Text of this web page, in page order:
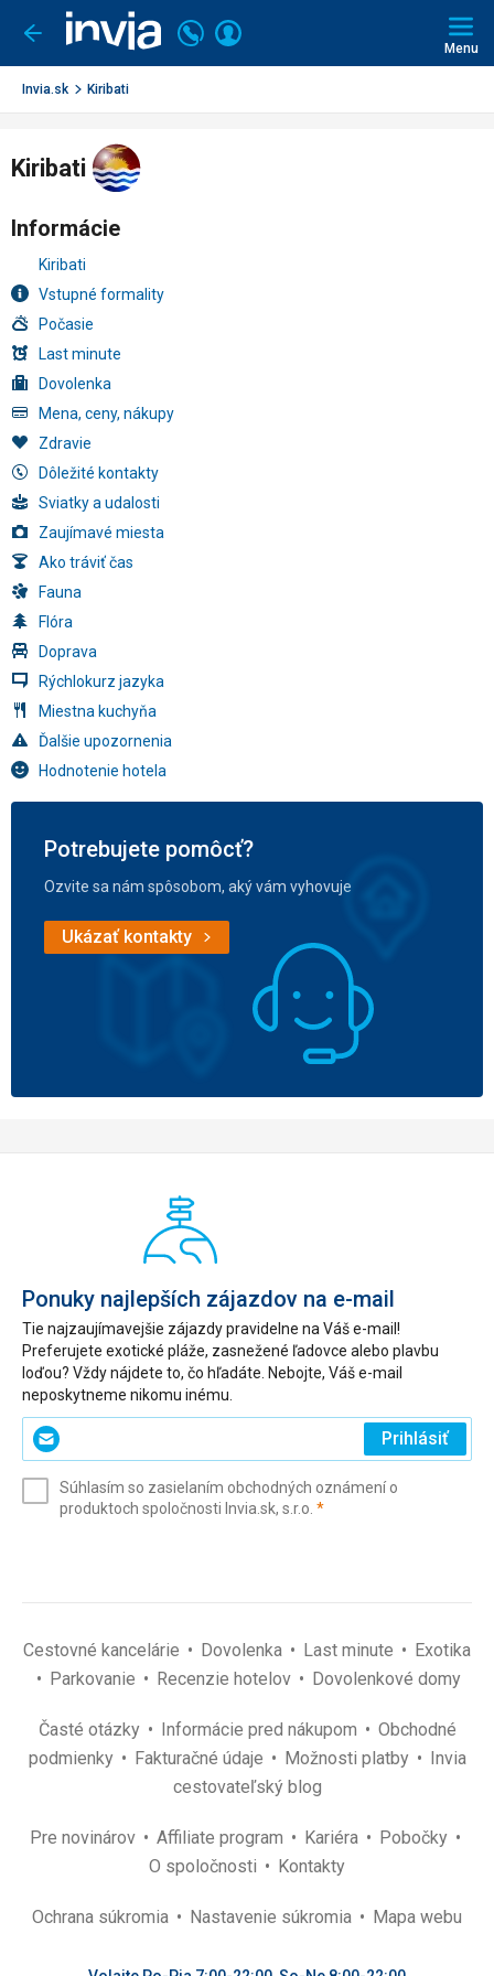
Ísť
späť
Volajte
+421
2
Prihlásiť
Menu
Invia.sk Kiribati
Kiribati
Informácie
Kiribati
Vstupné formality
Počasie
Last minute
Dovolenka
Mena, ceny, nákupy
Zdravie
Dôležité kontakty
Sviatky a udalosti
Zaujímavé miesta
Ako tráviť čas
Fauna
Flóra
Doprava
Rýchlokurz jazyka
Miestna kuchyňa
Ďalšie upozornenia
Hodnotenie hotela
Potrebujete pomôcť?
Ozvite sa nám spôsobom, aký vám vyhovuje
Ukázať kontakty
Ponuky najlepších zájazdov na e-mail
Tie najzaujímavejšie zájazdy pravidelne na Váš e-mail!
Preferujete exotické pláže, zasnežené ľadovce alebo plavbu
loďou? Vždy nájdete to, čo hľadáte. Nebojte, Váš e-mail
neposkytneme nikomu inému.
Zadajte
svoj
(povinné)
Prihlásiť
Súhlasím so zasielaním obchodných oznámení o
produktoch spoločnosti Invia.sk, s.r.o. *(povinné)
Cestovné kancelárie Dovolenka Last minute
Exotika
Parkovanie
Recenzie hotelov Dovolenkové domy
Časté otázky Informácie pred nákupom
Obchodné
podmienky
Fakturačné údaje Možnosti platby
Invia
cestovateľský blog
Pre novinárov Affiliate program Kariéra
Pobočky
O spoločnosti
Kontakty
Ochrana súkromia Nastavenie súkromia Mapa webu